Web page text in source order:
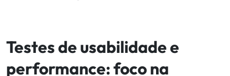
Testes de usabilidade e
performance: foco na